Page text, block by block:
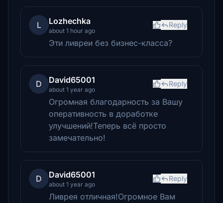
L Lozhechka
about 1 hour ago
Reply
Эти ливреи без бизнес-класса?
D David65001
about 1 year ago
Reply
Огромная благодарность за Вашу
оперативность в доработке
улучшений!Теперь всё просто
замечательно!
D David65001
about 1 year ago
Reply
Ливрея отличная!Огромное Вам